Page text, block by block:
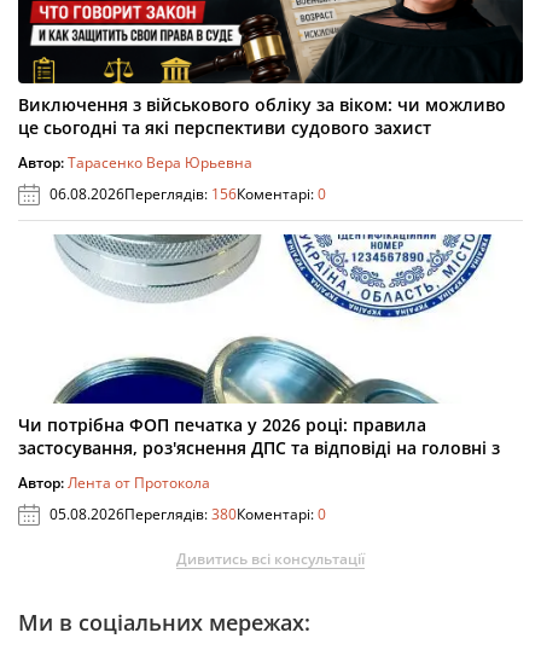
Виключення з військового обліку за віком: чи можливо
це сьогодні та які перспективи судового захист
Автор:Тарасенко Вера Юрьевна
06.08.2026Переглядів: 156Коментарі:0
Чи потрібна ФОП печатка у 2026 році: правила
застосування, роз'яснення ДПС та відповіді на головні з
Автор:Лента от Протокола
05.08.2026Переглядів:380Коментарі:0
Дивитись всі консультації
Ми в соціальних мережах: